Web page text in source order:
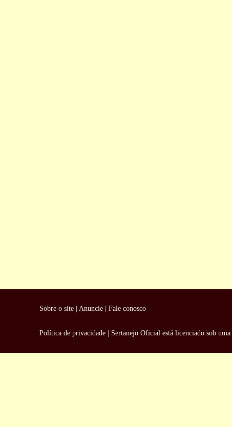
Sobre o site Anuncie Fale conosco
Política de privacidade Sertanejo Oficial está licenciado sob uma